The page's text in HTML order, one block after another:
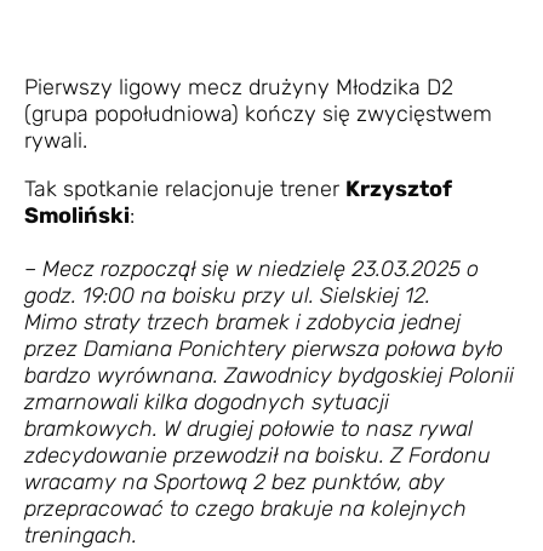
Pierwszy ligowy mecz drużyny Młodzika D2
(grupa popołudniowa) kończy się zwycięstwem
rywali.
Tak spotkanie relacjonuje trener Krzysztof
Smoliński:
– Mecz rozpoczął się w niedzielę 23.03.2025 o
godz. 19:00 na boisku przy ul. Sielskiej 12.
Mimo straty trzech bramek i zdobycia jednej
przez Damiana Ponichtery pierwsza połowa było
bardzo wyrównana. Zawodnicy bydgoskiej Polonii
zmarnowali kilka dogodnych sytuacji
bramkowych. W drugiej połowie to nasz rywal
zdecydowanie przewodził na boisku. Z Fordonu
wracamy na Sportową 2 bez punktów, aby
przepracować to czego brakuje na kolejnych
treningach.